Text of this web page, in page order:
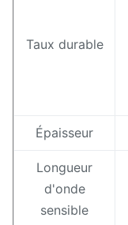
Taux durable
Épaisseur
Longueur
d'onde
sensible